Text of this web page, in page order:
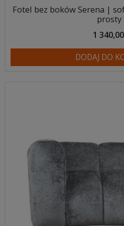
Fotel bez boków Serena |
prosty
1
DODAJ DO